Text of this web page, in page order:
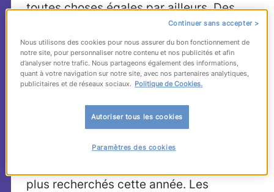
toutes choses égales par ailleurs. Des
perspectives encourageantes se font jour :
projets d’embauche en (très légère)
hausse, difficultés de recrutement en (très
légère) baisse, regain de vitalité des PME,
Globalement, le BMO de cette année
confirme des tendances déjà à l’oeuvre. A
noter toutefois : les ingénieurs et les
plus recherchés cette année. Les
Continuer sans accepter >
Nous utilisons des cookies pour nous assurer du bon fonctionnement de
notre site, pour personnaliser notre contenu et nos publicités et afin
d’analyser notre trafic. Nous partageons également des informations,
quant à votre navigation sur notre site, avec nos partenaires analytiques,
publicitaires et de réseaux sociaux. Politique de Cookies.
Autoriser tous les cookies
Paramètres des cookies